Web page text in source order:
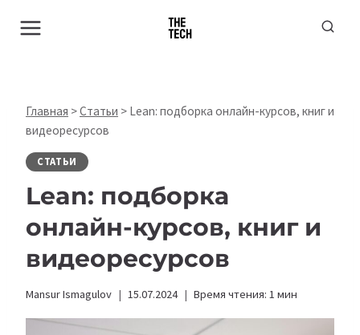
Главная >Статьи > Lean: подборка онлайн-курсов, книг и
видеоресурсов
СТАТЬИ
Lean: подборка
онлайн-курсов, книг и
видеоресурсов
Mansur Ismagulov 15.07.2024 Время чтения: 1 мин